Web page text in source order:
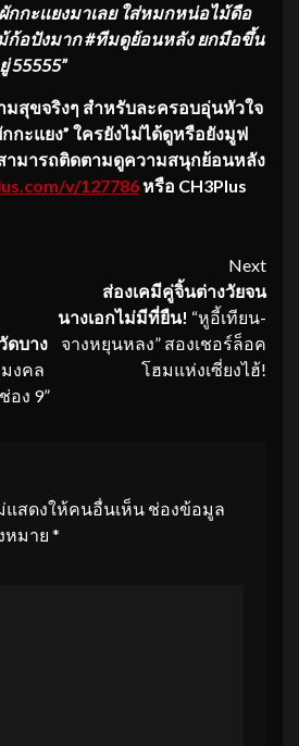
กกะเเยงมาเลย ใส่หมกหน่อไม้ดือ
ก้อปังมาก#ทีมดูย้อนหลัง ยกมือขึ้น
55555”
มสุขจริงๆ สำหรับละครอบอุ่นหัวใจ
กะแยง” ใครยังไม่ได้ดูหรือยังมูฟ
ามารถติดตามดูความสนุกย้อนหลัง
v/127786 หรือ CH3Plus
ดบาง
งคล
อง 9”
Next
ส่องเคมีคู่จิ้นต่างวัยจน
นางเอกไม่มีที่ยืน! “หูอี้เทียน-
จางหยุนหลง” สองเชอร์ล็อค
โฮมแห่งเซี่ยงไฮ้!
แสดงให้คนอื่นเห็น ช่องข้อมูล
หมาย *